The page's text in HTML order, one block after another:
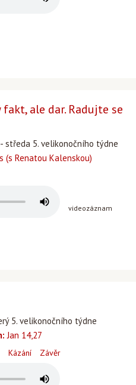
ale dar. Radujte se
- středa 5. velikonočního týdne
(s Renatou Kalenskou)
videozáznam
5. velikonočního týdne
Jan 14,27
Kázání Závěr